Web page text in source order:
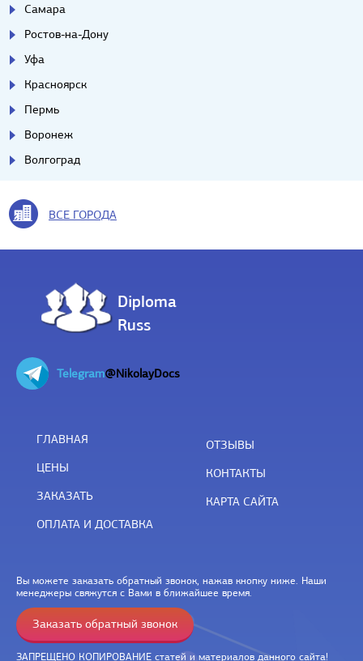
Самара
Ростов-на-Дону
Уфа
Красноярск
Пермь
Воронеж
Волгоград
ВСЕ ГОРОДА
Diploma
Russ
Telegram@NikolayDocs
ГЛАВНАЯ
ЦЕНЫ
ЗАКАЗАТЬ
ОПЛАТА И ДОСТАВКА
ОТЗЫВЫ
КОНТАКТЫ
КАРТА САЙТА
Вы можете заказать обратный звонок, нажав кнопку ниже. Наши
менеджеры свяжутся с Вами в ближайшее время.
Заказать обратный звонок
ЗАПРЕЩЕНО КОПИРОВАНИЕ статей и материалов данного сайта!